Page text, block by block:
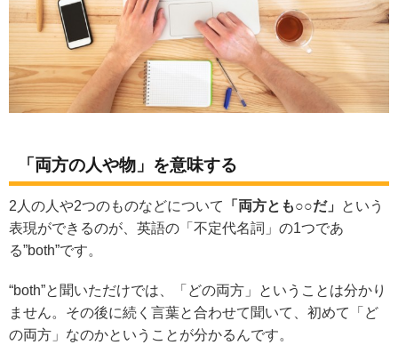
「両方の人や物」を意味する
2人の人や2つのものなどについて 「両方とも○○だ」
という
表現ができるのが、英語の「不定代名詞」の1つであ
る”both”です。
“both”と聞いただけでは、「どの両方」ということは分かり
ません。その後に続く言葉と合わせて聞いて、初めて「ど
の両方」なのかということが分かるんです。